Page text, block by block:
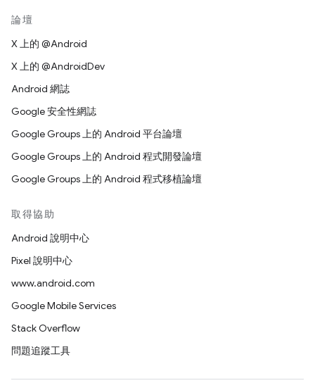
論壇
X 上的 @Android
X 上的 @AndroidDev
Android 網誌
Google 安全性網誌
Google Groups 上的 Android 平台論壇
Google Groups 上的 Android 程式開發論壇
Google Groups 上的 Android 程式移植論壇
取得協助
Android 說明中心
Pixel 說明中心
www.android.com
Google Mobile Services
Stack Overflow
問題追蹤工具